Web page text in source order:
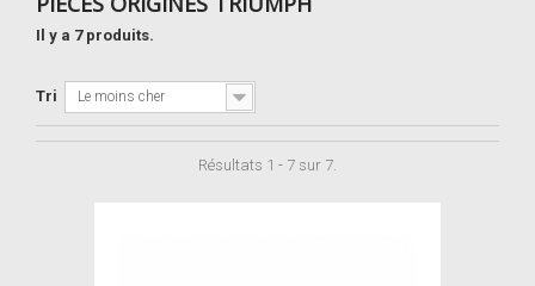
Il y a 7 produits.
Tri Le moins cher
Résultats 1 - 7 sur 7.